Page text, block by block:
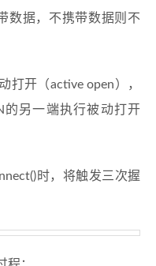
数据，不携带数据则不
打开（active open），
的另一端执行被动打开
时，将触发三次握